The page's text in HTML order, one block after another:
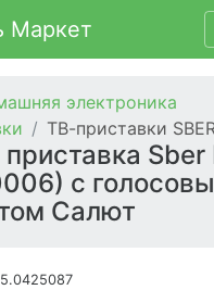
Маркет
электроника
ТВ-приставки
Sber
с
Салют